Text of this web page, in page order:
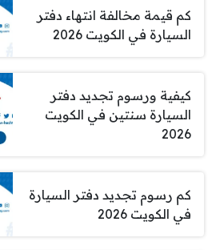
كم قيمة مخالفة انتهاء دفتر
السيارة في الكويت 2026
كيفية ورسوم تجديد دفتر
السيارة سنتين في الكويت
2026
كم رسوم تجديد دفتر السيارة
في الكويت 2026